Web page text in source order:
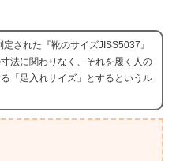
された『靴のサイズJISS5037』
法に関わりなく、それを履く人の
「足入れサイズ」とするというル